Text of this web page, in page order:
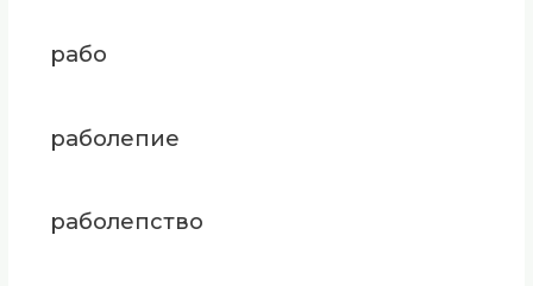
рабо
раболепие
раболепство